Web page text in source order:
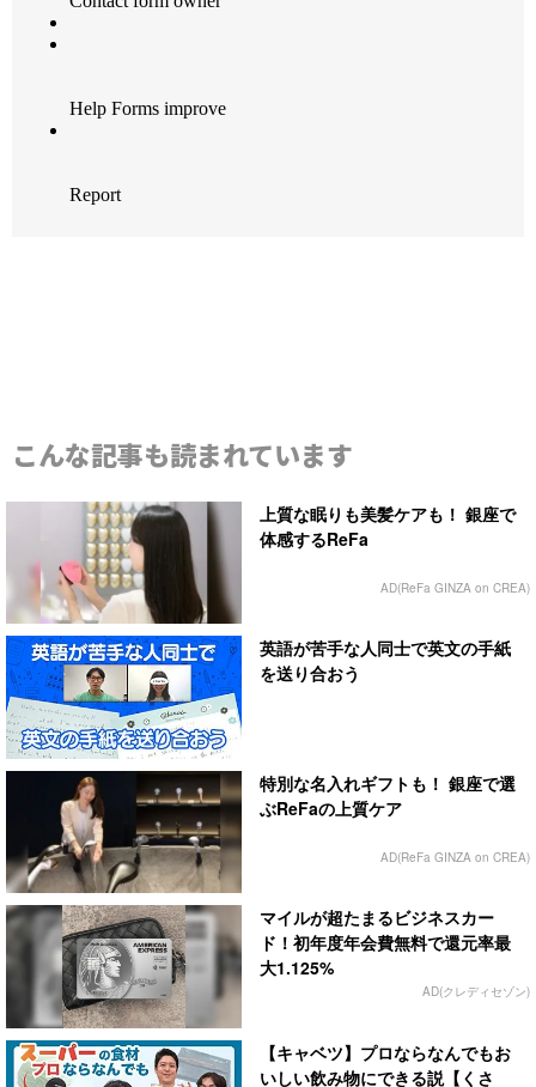
こんな記事も読まれています
上質な眠りも美髪ケアも！ 銀座で
体感するReFa
AD(ReFa GINZA on CREA)
英語が苦手な人同士で英文の手紙
を送り合おう
特別な名入れギフトも！ 銀座で選
ぶReFaの上質ケア
AD(ReFa GINZA on CREA)
マイルが超たまるビジネスカー
ド！初年度年会費無料で還元率最
大1.125%
AD(クレディセゾン)
【キャベツ】プロならなんでもお
いしい飲み物にできる説【くさ